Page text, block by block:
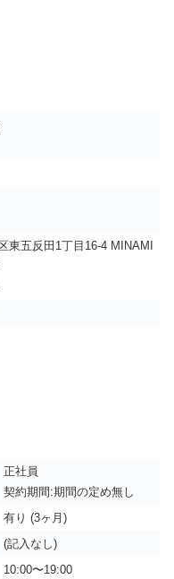
東五反田1丁目16-4 MINAMI
正社員
契約期間:期間の定め無し
有り (3ヶ月)
(記入なし)
10:00〜19:00